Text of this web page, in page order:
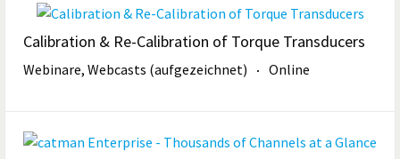
Calibration & Re-Calibration of Torque Transducers
Webinare, Webcasts (aufgezeichnet) Online